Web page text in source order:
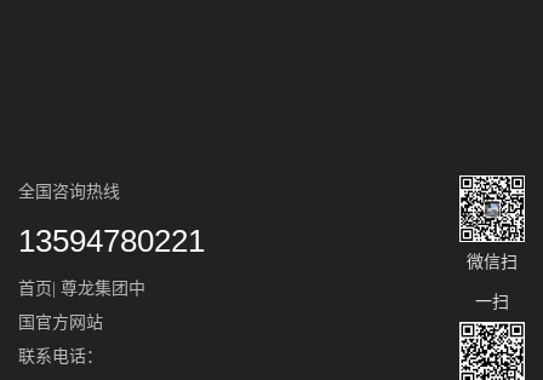
全国咨询热线
13594780221
首页| 尊龙集团中
国官方网站
联系电话：
微信扫
一扫